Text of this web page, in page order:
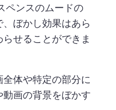
ペンスのムードの
ぼかし効果はあら
せることができま
体や特定の部分に
画の背景をぼかす